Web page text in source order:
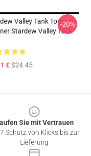
Valley Tank Tops - 4
Stardew Valley Tank
£$24.45
-20%
Sie mit Vertrauen
Schutz von Klicks bis zur
Lieferung